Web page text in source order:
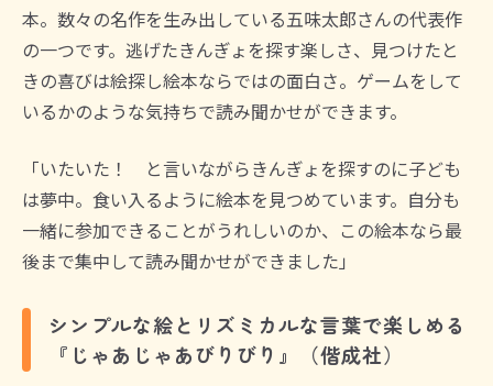
本。数々の名作を生み出している五味太郎さんの代表作
の一つです。逃げたきんぎょを探す楽しさ、見つけたと
きの喜びは絵探し絵本ならではの面白さ。ゲームをして
いるかのような気持ちで読み聞かせができます。
「いたいた！ と言いながらきんぎょを探すのに子ども
は夢中。食い入るように絵本を見つめています。自分も
一緒に参加できることがうれしいのか、この絵本なら最
後まで集中して読み聞かせができました」
シンプルな絵とリズミカルな言葉で楽しめる
『じゃあじゃあびりびり』（偕成社）